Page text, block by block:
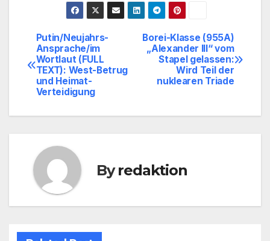
Beitragsnavigation
Borei-Klasse (955A)
„Alexander III“ vom
Stapel gelassen:
Wird Teil der
nuklearen Triade
Putin/Neujahrs-
Ansprache/im
Wortlaut (FULL
TEXT): West-Betrug
und Heimat-
Verteidigung
Byredaktion